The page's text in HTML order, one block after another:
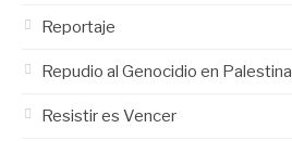
Reportaje
Repudio al Genocidio en Palestina
Resistir es Vencer